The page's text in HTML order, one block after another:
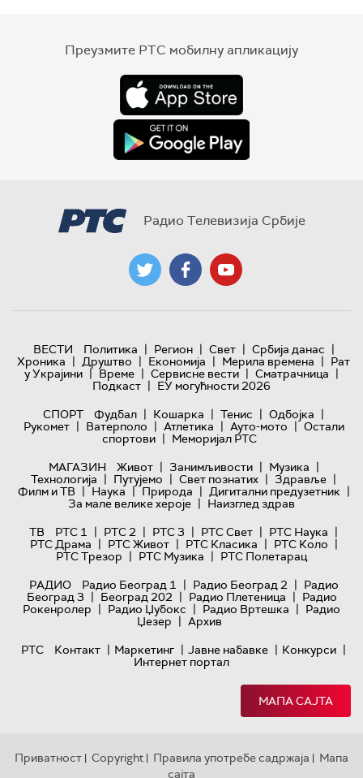
Преузмите РТС мобилну апликацију
Радио Телевизија Србије
ВЕСТИ Политика | Регион | Свет | Србија данас |
Хроника | Друштво | Економија | Мерила времена | Рат
у Украјини | Време | Сервисне вести | Сматрачница |
Подкаст | ЕУ могућности 2026
СПОРТ
Фудбал | Кошарка | Тенис | Одбојка |
Рукомет | Ватерполо | Атлетика | Ауто-мото | Остали
спортови | Меморијал РТС
МАГАЗИН
Живот | Занимљивости | Музика |
Технологијa | Путујемо | Свет познатих | Здравље |
Филм и ТВ | Наука | Природа | Дигитални предузетник |
За мале велике хероје | Наизглед здрав
ТВ
РТС 1 | РТС 2 | РТС 3 | РТС Свет | РТС Наука |
РТС Драма | РТС Живот | РТС Класика | РТС Коло |
РТС Трезор | РТС Музика | РТС Полетарац
РАДИО
Радио Београд 1 | Радио Београд 2 | Радио
Београд 3 | Београд 202 | Радио Плетеница | Радио
Рокенролер | Радио Џубокс | Радио Вртешка | Радио
Џезер | Архив
РТС
Контакт | Маркетинг | Јавне набавке | Конкурси |
Интернет портал
МАПА САЈТА
Приватност | Copyright | Правила употребе садржаја | Мапа
сајта